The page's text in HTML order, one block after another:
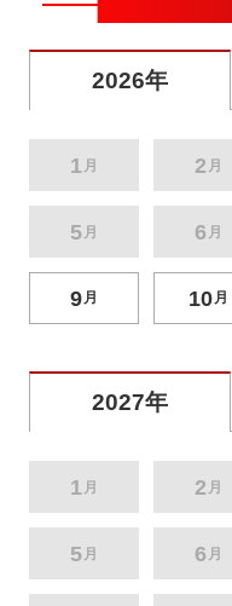
2026年
1 月 2 月
5 月 6 月
9月 10月
2027年
1 月 2 月
5 月 6 月